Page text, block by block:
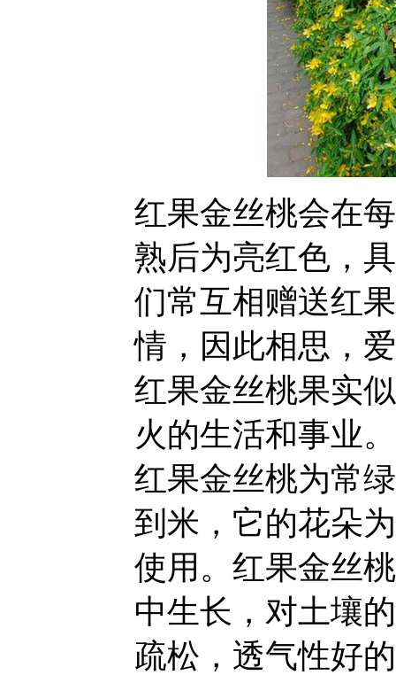
红果金丝桃会在
熟后为亮红色，
们常互相赠送红
情，因此相思，
红果金丝桃果实
火的生活和事业
红果金丝桃为常
到米，它的花朵
使用。红果金丝
中生长，对土壤
疏松，透气性好